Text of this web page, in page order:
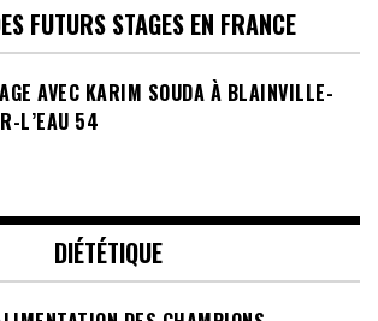
FUTURS STAGES EN FRANCE
AVEC KARIM SOUDA À BLAINVILLE-
L’EAU 54
DIÉTÉTIQUE